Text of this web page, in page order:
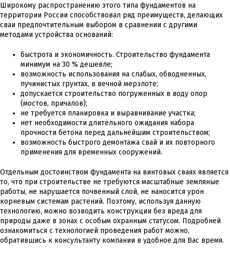
Сертификат участника международной строительной
Красивые дома 2015
Сертификат участника международной архитектурно-
Протокол испытаний
Протокол испытаний винтовых свай
Свидетельство ЕВРАЗЭС
Свидетельство о регистрации на двухкомпонентные краски
Сертификат
Сертификат соответствия ГОСТ Р Сваи стальные винтовые
WOODEN HOUSE 2013
Сертификат участника выставки Деревянный Дом/WOODEN
Holzhouse 2012
Широкому распространению этого типа фундаментов на
территории России способствовал ряд преимуществ, делающих
сваи предпочтительным выбором в сравнении с другими
методами устройства оснований:
быстрота и экономичность. Строительство фундамента
минимум на 30 % дешевле;
возможность использования на слабых, обводненных,
пучинистых грунтах, в вечной мерзлоте;
допускается строительство погруженных в воду опор
(мостов, причалов);
не требуется планировка и выравнивание участка;
нет необходимости длительного ожидания набора
прочности бетона перед дальнейшим строительством;
возможность быстрого демонтажа свай и их повторного
применения для временных сооружений.
Отдельным достоинством фундамента на винтовых сваях является
то, что при строительстве не требуются масштабные земляные
работы, не нарушается почвенный слой, не наносится урон
корневым системам растений. Поэтому, используя данную
технологию, можно возводить конструкции без вреда для
природы даже в зонах с особым охранным статусом. Подробней
ознакомиться с технологией проведения работ можно,
обратившись к консультанту компании в удобное для Вас время.